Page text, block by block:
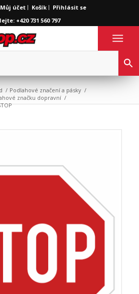
Můj účet Košík
Přihlásit se
+420 731 560 797
/ Podlahové značení a pásky /
značku dopravní /